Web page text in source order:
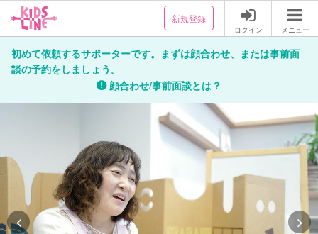
新規登録
ログイン メニュー
初めて依頼するサポーターです。まずは顔合わせ、または事前面
談の予約をしましょう。
顔合わせ/事前面談とは？